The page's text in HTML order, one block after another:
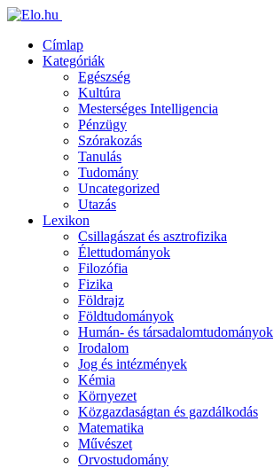
Címlap
Kategóriák
Egészség
Kultúra
Mesterséges Intelligencia
Pénzügy
Szórakozás
Tanulás
Tudomány
Uncategorized
Utazás
Lexikon
Csillagászat és asztrofizika
Élettudományok
Filozófia
Fizika
Földrajz
Földtudományok
Humán- és társadalomtudományok
Irodalom
Jog és intézmények
Kémia
Környezet
Közgazdaságtan és gazdálkodás
Matematika
Művészet
Orvostudomány